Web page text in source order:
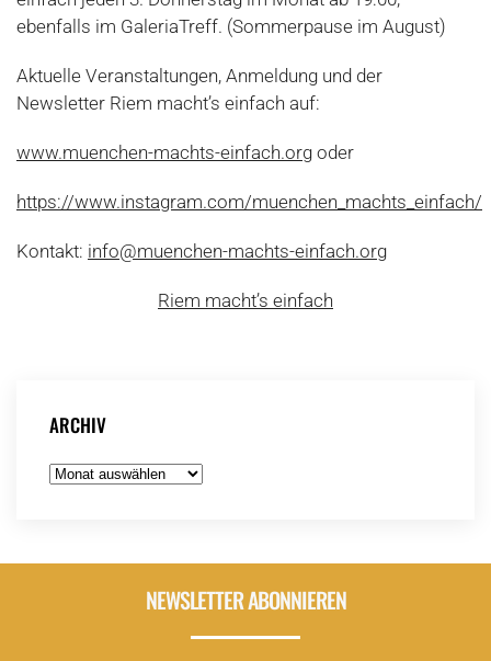
ebenfalls im GaleriaTreff. (Sommerpause im August)
Aktuelle Veranstaltungen, Anmeldung und der
Newsletter Riem macht’s einfach auf:
www.muenchen-machts-einfach.org oder
https://www.instagram.com/muenchen_machts_einfach/
Kontakt: info@muenchen-machts-einfach.org
Riem macht’s einfach
ARCHIV
Archiv
NEWSLETTER ABONNIEREN